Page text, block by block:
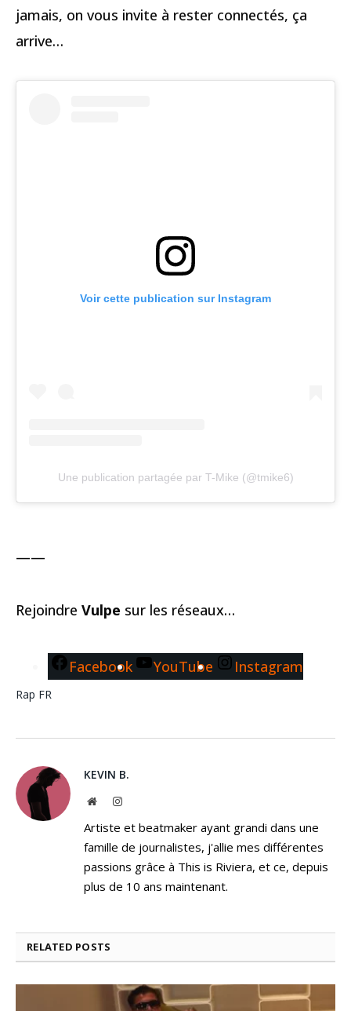
jamais, on vous invite à rester connectés, ça
arrive…
Voir cette publication sur Instagram
Une publication partagée par T-Mike (@tmike6)
——
Rejoindre Vulpe sur les réseaux…
Facebook YouTube Instagram
Rap FR
KEVIN B.
WebsiteInstagram
Artiste et beatmaker ayant grandi dans une
famille de journalistes, j'allie mes différentes
passions grâce à This is Riviera, et ce, depuis
plus de 10 ans maintenant.
RELATED POSTS